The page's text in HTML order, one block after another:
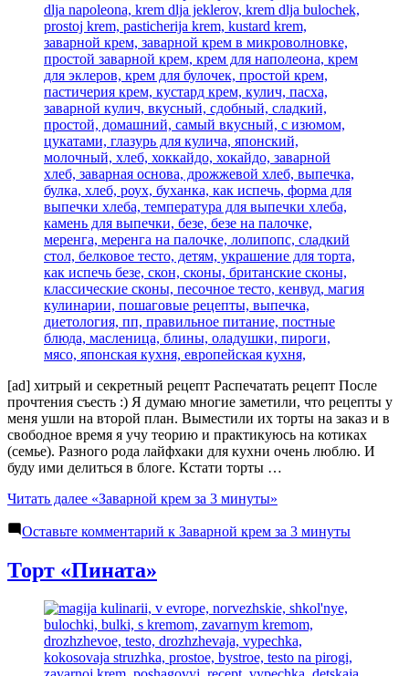
[ad] хитрый и секретный рецепт Распечатать рецепт После
прочтения съесть :) Я думаю многие заметили, что рецепты у
меня ушли на второй план. Выместили их торты на заказ и в
свободное время я учу теорию и практикуюсь на котиках
(семье). Разного рода лайфхаки для кухни очень люблю. И
буду ими делиться в блоге. Кстати торты …
Читать далее «Заварной крем за 3 минуты»
Оставьте комментарий к Заварной крем за 3 минуты
Торт «Пината»